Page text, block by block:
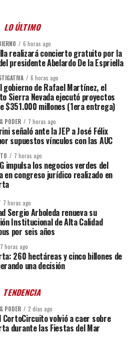
LO ÚLTIMO
6 horas ago
realizará concierto gratuito por la
presidente Abelardo De la Espriella
6 horas ago
gobierno de Rafael Martínez, el
Sierra Nevada ejecutó proyectos
$351.000 millones (1era entrega)
PODER 7 horas ago
señaló ante la JEP a José Félix
supuestos vínculos con las AUC
7 horas ago
impulsa los negocios verdes del
en congreso jurídico realizado en
7 horas ago
Sergio Arboleda renueva su
Institucional de Alta Calidad
por seis años
7 horas ago
260 hectáreas y cinco billones de
una decisión
TENDENCIA
PODER 2 días ago
CortoCircuito volvió a caer sobre
durante las Fiestas del Mar